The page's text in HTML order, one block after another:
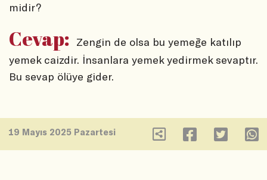
midir?
Cevap: Zengin de olsa bu yemeğe katılıp
yemek caizdir. İnsanlara yemek yedirmek sevaptır.
Bu sevap ölüye gider.
19 Mayıs 2025 Pazartesi